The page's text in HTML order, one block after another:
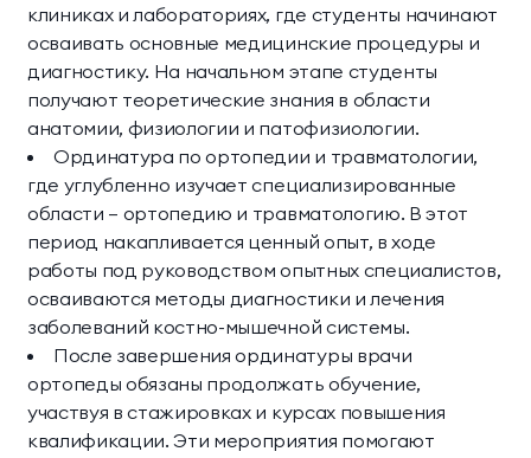
клиниках и лабораториях, где студенты начинают
осваивать основные медицинские процедуры и
диагностику. На начальном этапе студенты
получают теоретические знания в области
анатомии, физиологии и патофизиологии.
Ординатура по ортопедии и травматологии,
где углубленно изучает специализированные
области — ортопедию и травматологию. В этот
период накапливается ценный опыт, в ходе
работы под руководством опытных специалистов,
осваиваются методы диагностики и лечения
заболеваний костно-мышечной системы.
После завершения ординатуры врачи
ортопеды обязаны продолжать обучение,
участвуя в стажировках и курсах повышения
квалификации. Эти мероприятия помогают